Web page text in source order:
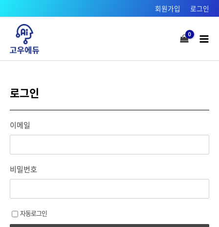
건너뛰기
회원가입 로그인
로그인
이메일
비밀번호
자동로그인